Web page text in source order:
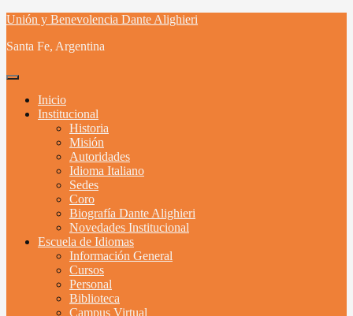
Skip
content
Unión y Benevolencia Dante Alighieri
Santa Fe, Argentina
Inicio
Institucional
Historia
Misión
Autoridades
Idioma Italiano
Sedes
Coro
Biografía Dante Alighieri
Novedades Institucional
Escuela de Idiomas
Información General
Cursos
Personal
Biblioteca
Campus Virtual